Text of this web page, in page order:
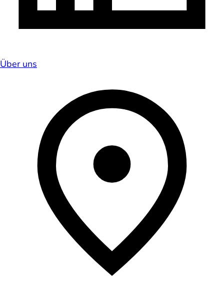
Über uns